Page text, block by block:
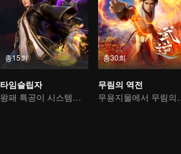
총15회
타임슬립자
왕패 특공이 시스템을 넘어 구황을 누빈다
총30회
무림의 역전
무용지